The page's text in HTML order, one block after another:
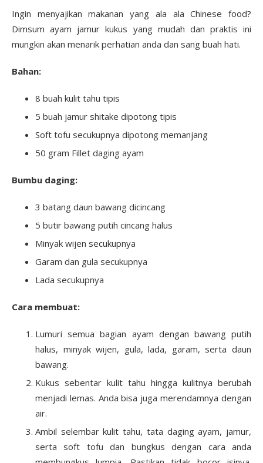
Ingin menyajikan makanan yang ala ala Chinese food?
Dimsum ayam jamur kukus yang mudah dan praktis ini
mungkin akan menarik perhatian anda dan sang buah hati.
Bahan:
8 buah kulit tahu tipis
5 buah jamur shitake dipotong tipis
Soft tofu secukupnya dipotong memanjang
50 gram Fillet daging ayam
Bumbu daging:
3 batang daun bawang dicincang
5 butir bawang putih cincang halus
Minyak wijen secukupnya
Garam dan gula secukupnya
Lada secukupnya
Cara membuat:
Lumuri semua bagian ayam dengan bawang putih
halus, minyak wijen, gula, lada, garam, serta daun
bawang.
Kukus sebentar kulit tahu hingga kulitnya berubah
menjadi lemas. Anda bisa juga merendamnya dengan
air.
Ambil selembar kulit tahu, tata daging ayam, jamur,
serta soft tofu dan bungkus dengan cara anda